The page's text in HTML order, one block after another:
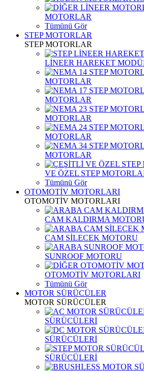
MOTORLAR
Tümünü Gör
STEP MOTORLAR
STEP MOTORLAR
LİNEER HAREKET
MOTORLAR
MOTORLAR
MOTORLAR
MOTORLAR
MOTORLAR
VE ÖZEL STEP
Tümünü Gör
OTOMOTİV MOTORLARI
OTOMOTİV MOTORLARI
CAM KALDIRMA
CAM SİLECEK MOTORU
SUNROOF MOTORU
OTOMOTİV MOTORLARI
Tümünü Gör
MOTOR SÜRÜCÜLER
MOTOR SÜRÜCÜLER
SÜRÜCÜLERİ
SÜRÜCÜLERİ
SÜRÜCÜLERİ